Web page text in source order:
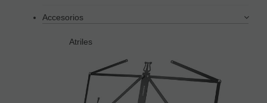
Accesorios
Atriles